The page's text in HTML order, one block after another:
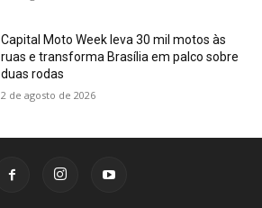
Capital Moto Week leva 30 mil motos às
ruas e transforma Brasília em palco sobre
duas rodas
2 de agosto de 2026